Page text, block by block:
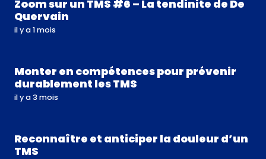
Zoom sur un TMS #6 – La tendinite de De
Quervain
il y a 1 mois
Monter en compétences pour prévenir
durablement les TMS
il y a 3 mois
Reconnaître et anticiper la douleur d’un
TMS